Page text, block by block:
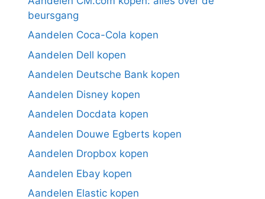
beursgang
Aandelen Coca-Cola kopen
Aandelen Dell kopen
Aandelen Deutsche Bank kopen
Aandelen Disney kopen
Aandelen Docdata kopen
Aandelen Douwe Egberts kopen
Aandelen Dropbox kopen
Aandelen Ebay kopen
Aandelen Elastic kopen